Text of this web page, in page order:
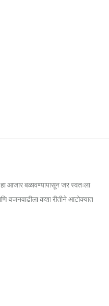
आजार बळावण्यापासून जर स्वतःला
वजनवाढीला कशा रीतीने आटोक्यात